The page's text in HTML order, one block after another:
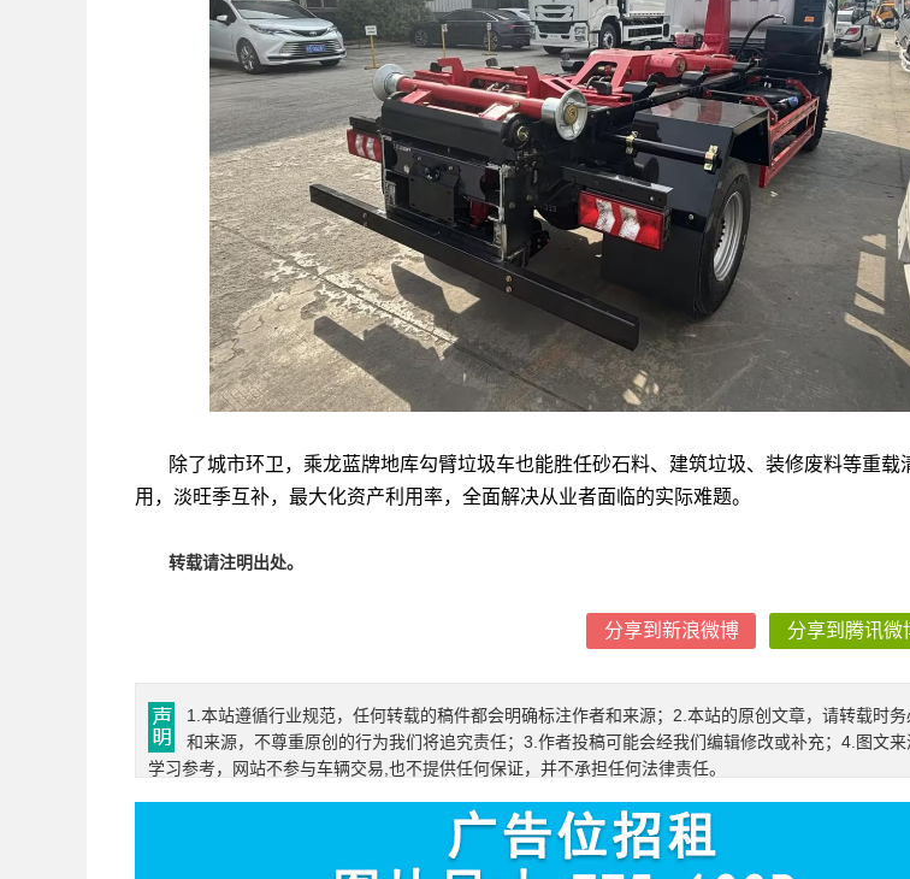
除了城市环卫，乘龙蓝牌地库勾臂垃圾车也能胜任砂石料、建筑垃圾、装修废料等重载
用，淡旺季互补，最大化资产利用率，全面解决从业者面临的实际难题。
转载请注明出处。
分享到新浪微博 分享到腾讯微
1.本站遵循行业规范，任何转载的稿件都会明确标注作者和来源；2.本站的原创文章，请转载时
和来源，不尊重原创的行为我们将追究责任；3.作者投稿可能会经我们编辑修改或补充；4.图文
学习参考，网站不参与车辆交易,也不提供任何保证，并不承担任何法律责任。